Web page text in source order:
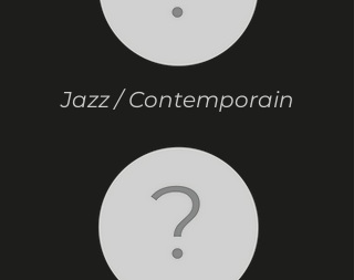
Jazz / Contemporain